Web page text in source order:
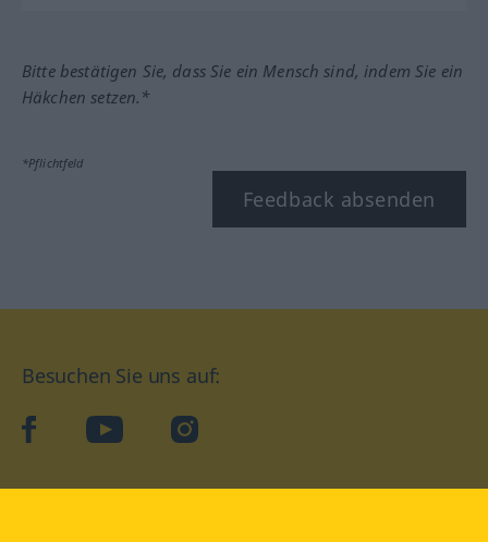
Bitte bestätigen Sie, dass Sie ein Mensch sind, indem Sie ein
Häkchen setzen.*
*Pflichtfeld
Feedback absenden
Besuchen Sie uns auf:
facebookYouTube Instagram